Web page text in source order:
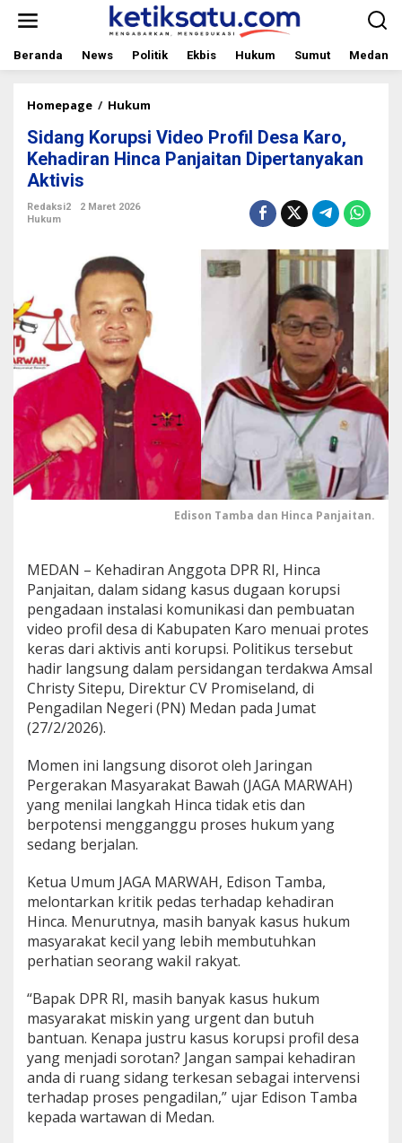
t
Beranda News Politik Ekbis Hukum Sumut Medan
Homepage / Hukum
d
a
n
V
i
o
r
o
f
i
l
D
a
r
o
,
K
e
h
a
d
i
n
H
i
n
c
a
n
j
a
i
t
n
D
i
p
e
r
a
n
Sidang Korupsi Video Profil Desa Karo,
Kehadiran Hinca Panjaitan Dipertanyakan
Aktivis
Redaksi2
2 Maret 2026
Hukum
Edison Tamba dan Hinca Panjaitan.
MEDAN – Kehadiran Anggota DPR RI, Hinca
Panjaitan, dalam sidang kasus dugaan korupsi
pengadaan instalasi komunikasi dan pembuatan
video profil desa di Kabupaten Karo menuai protes
keras dari aktivis anti korupsi. Politikus tersebut
hadir langsung dalam persidangan terdakwa Amsal
Christy Sitepu, Direktur CV Promiseland, di
Pengadilan Negeri (PN) Medan pada Jumat
(27/2/2026).
Momen ini langsung disorot oleh Jaringan
Pergerakan Masyarakat Bawah (JAGA MARWAH)
yang menilai langkah Hinca tidak etis dan
berpotensi mengganggu proses hukum yang
sedang berjalan.
Ketua Umum JAGA MARWAH, Edison Tamba,
melontarkan kritik pedas terhadap kehadiran
Hinca. Menurutnya, masih banyak kasus hukum
masyarakat kecil yang lebih membutuhkan
perhatian seorang wakil rakyat.
“Bapak DPR RI, masih banyak kasus hukum
masyarakat miskin yang urgent dan butuh
bantuan. Kenapa justru kasus korupsi profil desa
yang menjadi sorotan? Jangan sampai kehadiran
anda di ruang sidang terkesan sebagai intervensi
terhadap proses pengadilan,” ujar Edison Tamba
kepada wartawan di Medan.